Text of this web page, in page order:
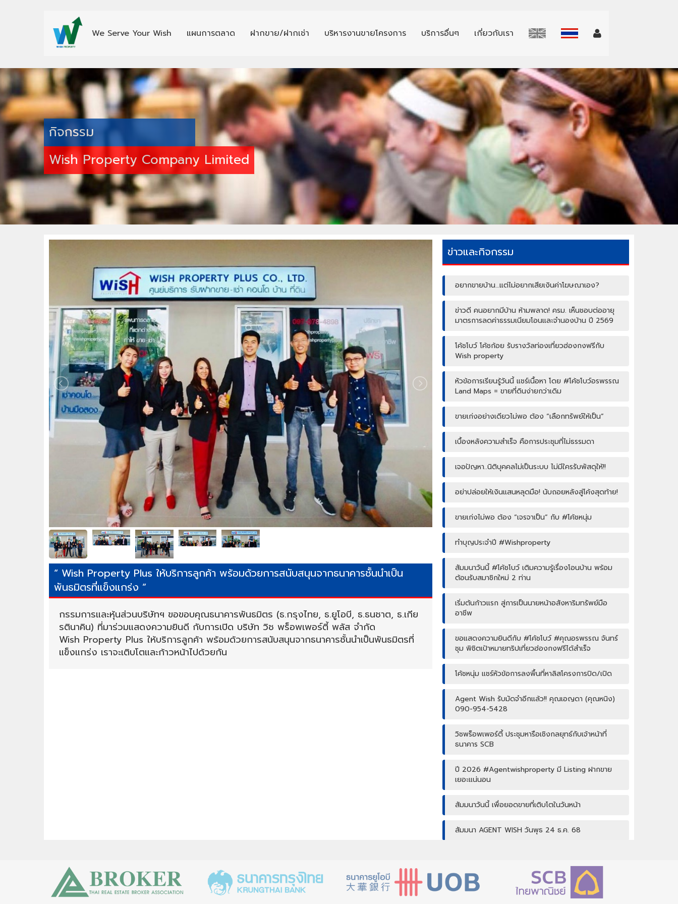
We Serve Your Wish แผนการตลาด ฝากขาย/ฝากเช่า บริหารงานขายโครงการ บริการอื่นๆ เกี่ยวกับเรา
กิจกรรม
Wish Property Company Limited
“ Wish Property Plus ให้บริการลูกค้า พร้อมด้วยการสนับสนุนจากธนาคารชั้นนำเป็น
พันธมิตรที่แข็งแกร่ง ”
กรรมการและหุ้นส่วนบริษัทฯ ขอขอบคุณธนาคารพันธมิตร (ธ.กรุงไทย, ธ.ยูโอบี, ธ.ธนชาต, ธ.เกีย
รตินาคิน) ที่มาร่วมแสดงความยินดี กับการเปิด บริษัท วิช พร็อพเพอร์ตี้ พลัส จำกัด
Wish Property Plus ให้บริการลูกค้า พร้อมด้วยการสนับสนุนจากธนาคารชั้นนำเป็นพันธมิตรที่
แข็งแกร่ง เราจะเติบโตและก้าวหน้าไปด้วยกัน
ข่าวและกิจกรรม
อยากขายบ้าน…แต่ไม่อยากเสียเงินค่าโฆษณาเอง?
ข่าวดี คนอยากมีบ้าน ห้ามพลาด! ครม. เห็นชอบต่ออายุ
มาตรการลดค่าธรรมเนียมโอนและจำนองบ้าน ปี 2569
โค้ชโบว์ โค้ชก้อย รับรางวัลท่องเที่ยวฮ่องกงฟรีกับ
Wish property
หัวข้อการเรียนรู้วันนี้ แชร์เนื้อหา โดย #โค้ชโบว์อรพรรณ
Land Maps = ขายที่ดินง่ายกว่าเดิม
ขายเก่งอย่างเดียวไม่พอ ต้อง “เลือกทรัพย์ให้เป็น”
เบื้องหลังความสำเร็จ คือการประชุมที่ไม่ธรรมดา
เจอปัญหา..นิติบุคคลไม่เป็นระบบ ไม่มีใครรับพัสดุให้!!
อย่าปล่อยให้เงินแสนหลุดมือ! นับถอยหลังสู่โค้งสุดท้าย!
ขายเก่งไม่พอ ต้อง “เจรจาเป็น” กับ #โค้ชหนุ่ม
ทำบุญประจำปี #Wishproperty
สัมมนาวันนี้ #โค้ชโบว์ เติมความรู้เรื่องโอนบ้าน พร้อม
ต้อนรับสมาชิกใหม่ 2 ท่าน
เริ่มต้นก้าวแรก สู่การเป็นนายหน้าอสังหาริมทรัพย์มือ
อาชีพ
ขอแสดงความยินดีกับ #โค้ชโบว์ #คุณอรพรรณ จันทร์
ชุม พิชิตเป้าหมายทริปเที่ยวฮ่องกงฟรีได้สำเร็จ
โค้ชหนุ่ม แชร์หัวข้อการลงพื้นที่หาลิสโครงการปิด/เปิด
Agent Wish รับมัดจำอีกแล้ว!! คุณเอญดา (คุณหนิง)
090-954-5428
วิชพร็อพเพอร์ตี้ ประชุมหารือเชิงกลยุทธ์กับเจ้าหน้าที่
ธนาคาร SCB
ปี 2026 #Agentwishproperty มี Listing ฝากขาย
เยอะแน่นอน
สัมมนาวันนี้ เพื่อยอดขายที่เติบโตในวันหน้า
สัมมนา AGENT WISH วันพุธ 24 ธ.ค. 68
เปิดบ้านให้ปัง ไม่ใช่แค่เปิดไฟ แชร์เทคนิคจริง เพิ่มโอกาส
ขายจริง